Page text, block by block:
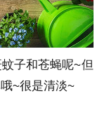
子和苍蝇呢~但
~很是清淡~